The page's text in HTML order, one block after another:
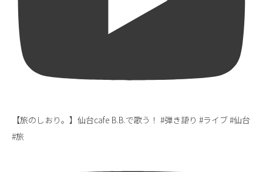
【旅のしおり。】仙台cafe B.B.で歌う！ #弾き語り #ライブ #仙台
#旅